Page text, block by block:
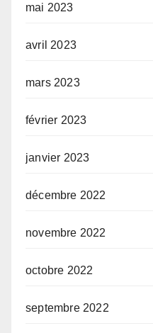
mai 2023
avril 2023
mars 2023
février 2023
janvier 2023
décembre 2022
novembre 2022
octobre 2022
septembre 2022